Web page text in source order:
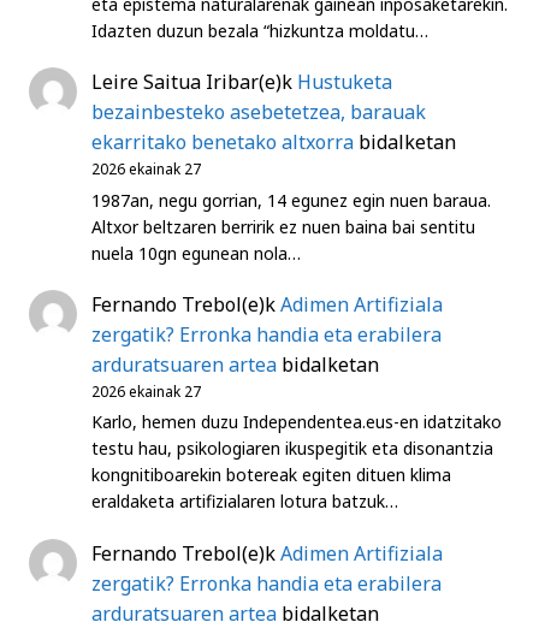
Idazten duzun bezala “hizkuntza moldatu…
Leire Saitua Iribar(e)k Hustuketa
bezainbesteko asebetetzea, barauak
ekarritako benetako altxorra bidalketan
2026 ekainak 27
1987an, negu gorrian, 14 egunez egin nuen baraua.
Altxor beltzaren berririk ez nuen baina bai sentitu
nuela 10gn egunean nola…
Fernando Trebol(e)kAdimen Artifiziala
zergatik? Erronka handia eta erabilera
arduratsuaren artea bidalketan
2026 ekainak 27
Karlo, hemen duzu Independentea.eus-en idatzitako
testu hau, psikologiaren ikuspegitik eta disonantzia
kongnitiboarekin botereak egiten dituen klima
eraldaketa artifizialaren lotura batzuk…
Fernando Trebol(e)kAdimen Artifiziala
zergatik? Erronka handia eta erabilera
arduratsuaren artea bidalketan